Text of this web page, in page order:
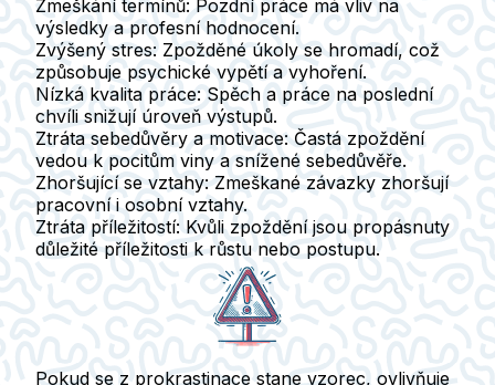
Zmeškání termínů: Pozdní práce má vliv na
výsledky a profesní hodnocení.
Zvýšený stres: Zpožděné úkoly se hromadí, což
způsobuje psychické vypětí a vyhoření.
Nízká kvalita práce: Spěch a práce na poslední
chvíli snižují úroveň výstupů.
Ztráta sebedůvěry a motivace: Častá zpoždění
vedou k pocitům viny a snížené sebedůvěře.
Zhoršující se vztahy: Zmeškané závazky zhoršují
pracovní i osobní vztahy.
Ztráta příležitostí: Kvůli zpoždění jsou propásnuty
důležité příležitosti k růstu nebo postupu.
Pokud se z prokrastinace stane vzorec, ovlivňuje